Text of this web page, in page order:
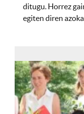
ditugu. Horrez
egiten diren